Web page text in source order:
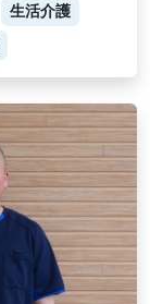
生活介護